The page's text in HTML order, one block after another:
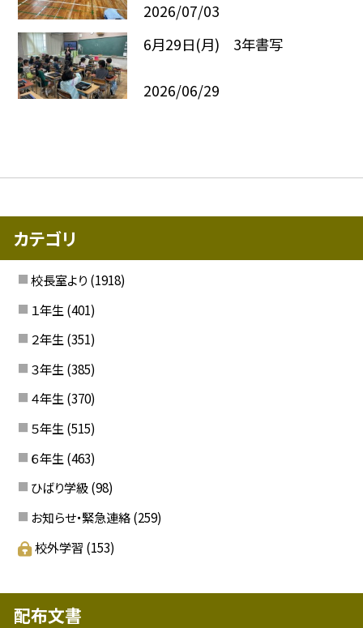
2026/07/03
6月29日(月) 3年書写
2026/06/29
カテゴリ
校長室より (1918)
１年生 (401)
２年生 (351)
３年生 (385)
４年生 (370)
５年生 (515)
６年生 (463)
ひばり学級 (98)
お知らせ・緊急連絡 (259)
校外学習 (153)
配布文書